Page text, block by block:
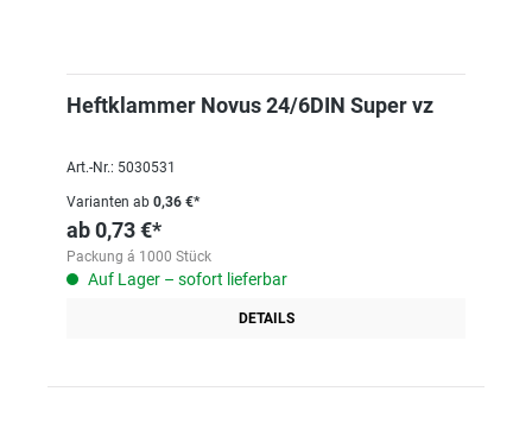
Heftklammer Novus 24/6DIN Super vz
Art.-Nr.: 5030531
Varianten ab 0,36 €*
ab0,73 €*
Packung á 1000 Stück
Auf Lager – sofort lieferbar
DETAILS